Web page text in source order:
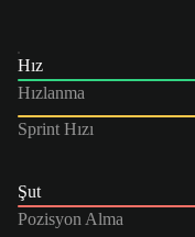
Hız
Hızlanma
Sprint Hızı
Şut
Pozisyon Alma